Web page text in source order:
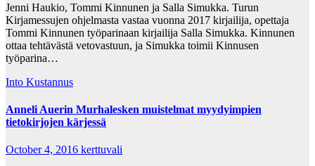
Jenni Haukio, Tommi Kinnunen ja Salla Simukka. Turun
Kirjamessujen ohjelmasta vastaa vuonna 2017 kirjailija, opettaja
Tommi Kinnunen työparinaan kirjailija Salla Simukka. Kinnunen
ottaa tehtävästä vetovastuun, ja Simukka toimii Kinnusen
työparina…
Into Kustannus
Anneli Auerin Murhalesken muistelmat myydyimpien
tietokirjojen kärjessä
October 4, 2016 kerttuvali